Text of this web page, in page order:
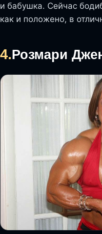
и бабушка. Сейчас
как и положено, в
4.Розмари